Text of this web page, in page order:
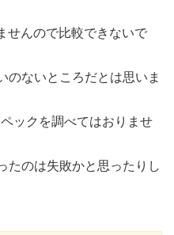
せんので比較できないで
のないところだとは思いま
ックを調べてはおりませ
たのは失敗かと思ったりし